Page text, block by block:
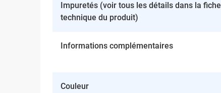
Impuretés (voir tous les détails dans la fiche
technique du produit)
Informations complémentaires
Couleur